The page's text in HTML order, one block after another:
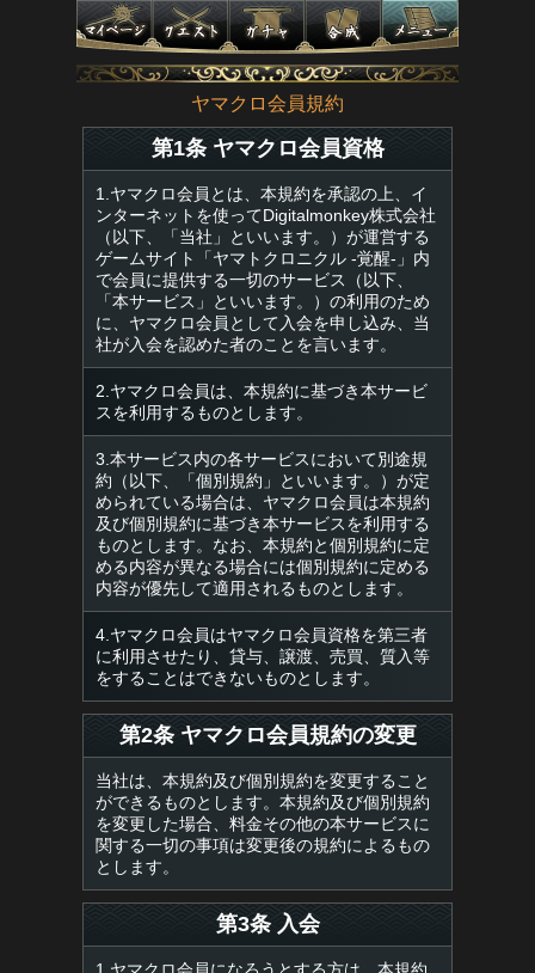
ヤマクロ会員規約
第1条 ヤマクロ会員資格
1.ヤマクロ会員とは、本規約を承認の上、イ
ンターネットを使ってDigitalmonkey株式会社
（以下、「当社」といいます。）が運営する
ゲームサイト「ヤマトクロニクル -覚醒-」内
で会員に提供する一切のサービス（以下、
「本サービス」といいます。）の利用のため
に、ヤマクロ会員として入会を申し込み、当
社が入会を認めた者のことを言います。
2.ヤマクロ会員は、本規約に基づき本サービ
スを利用するものとします。
3.本サービス内の各サービスにおいて別途規
約（以下、「個別規約」といいます。）が定
められている場合は、ヤマクロ会員は本規約
及び個別規約に基づき本サービスを利用する
ものとします。なお、本規約と個別規約に定
める内容が異なる場合には個別規約に定める
内容が優先して適用されるものとします。
4.ヤマクロ会員はヤマクロ会員資格を第三者
に利用させたり、貸与、譲渡、売買、質入等
をすることはできないものとします。
第2条 ヤマクロ会員規約の変更
当社は、本規約及び個別規約を変更すること
ができるものとします。本規約及び個別規約
を変更した場合、料金その他の本サービスに
関する一切の事項は変更後の規約によるもの
とします。
第3条 入会